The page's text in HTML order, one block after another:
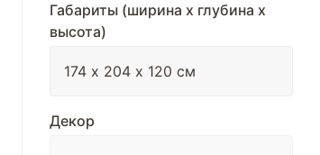
Габариты (ширина х глубина х
высота)
Декор